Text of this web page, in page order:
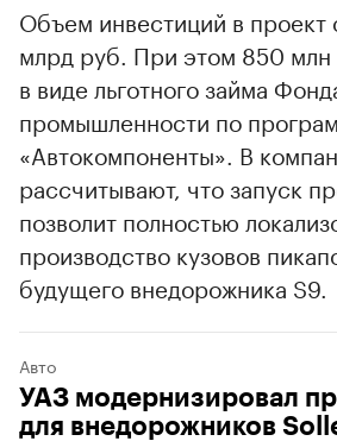
Объем инвестиций в проект
млрд руб. При этом 850 млн
в виде льготного займа
промышленности по
«Автокомпоненты». В
рассчитывают, что запуск
позволит полностью
производство кузовов
будущего внедорожника S9.
УАЗ модернизировал
для внедорожников
Авто